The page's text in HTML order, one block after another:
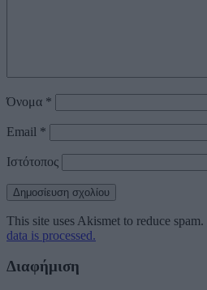
Όνομα *
Email *
Ιστότοπος
This site uses Akismet to reduce spam.
data is processed.
Διαφήμιση